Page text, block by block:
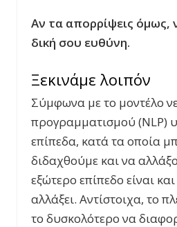
Αν τα απορρίψεις όμως,
δική σου ευθύνη.
Ξεκινάμε λοιπόν
Σύμφωνα με το μοντέλο
προγραμματισμού (NLP)
επίπεδα, κατά τα οποία
διδαχθούμε και να
εξώτερο επίπεδο είναι
αλλάξει. Αντίστοιχα, το
το δυσκολότερο να